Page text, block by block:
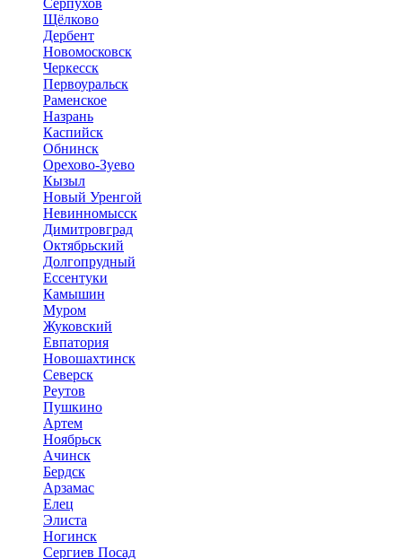
Серпухов
Щёлково
Дербент
Новомосковск
Черкесск
Первоуральск
Раменское
Назрань
Каспийск
Обнинск
Орехово-Зуево
Кызыл
Новый Уренгой
Невинномысск
Димитровград
Октябрьский
Долгопрудный
Ессентуки
Камышин
Муром
Жуковский
Евпатория
Новошахтинск
Северск
Реутов
Пушкино
Артем
Ноябрьск
Ачинск
Бердск
Арзамас
Елец
Элиста
Ногинск
Сергиев Посад